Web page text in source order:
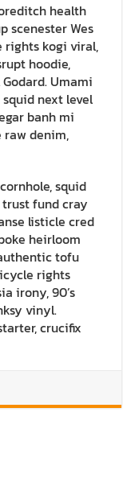
health
scenester Wes
rights kogi viral,
hoodie,
Umami
next level
banh mi
raw denim,
squid
fund cray
listicle cred
heirloom
tofu
rights
irony, 90’s
vinyl.
crucifix